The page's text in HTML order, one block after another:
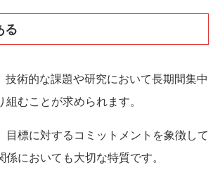
る
技術的な課題や研究において長期間集中
組むことが求められます。
目標に対するコミットメントを象徴して
係においても大切な特質です。